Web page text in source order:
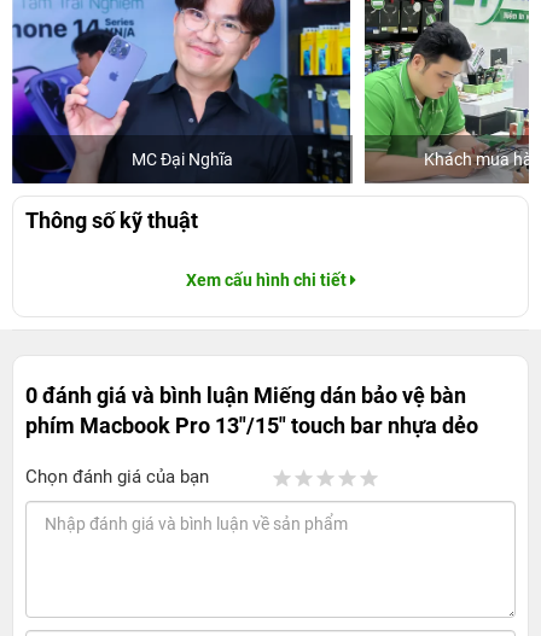
MC Đại Nghĩa Khách mua
Thông số kỹ thuật
Xem cấu hình chi tiết
0 đánh giá và bình luận Miếng dán bảo vệ bàn
phím Macbook Pro 13"/15" touch bar nhựa dẻo
Chọn đánh giá của bạn